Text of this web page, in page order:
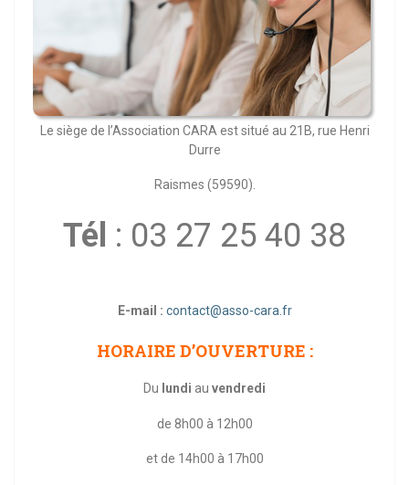
Le siège de l’Association CARA est situé au 21B, rue Henri
Durre
Raismes (59590).
Tél : 03 27 25 40 38
E-mail : contact@asso-cara.fr
HORAIRE D’OUVERTURE :
Du lundi au vendredi
de 8h00 à 12h00
et de 14h00 à 17h00